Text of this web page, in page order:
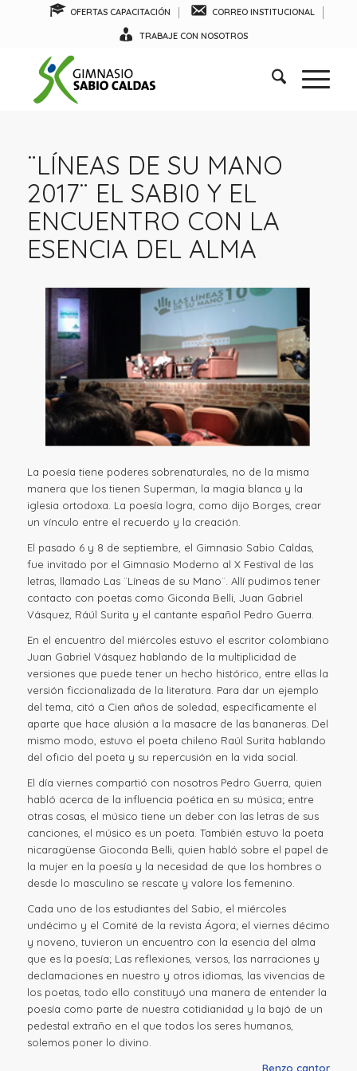
OFERTAS CAPACITACIÓN CORREO INSTITUCIONAL
TRABAJE CON NOSOTROS
¨LÍNEAS DE SU MANO
2017¨ EL SABI0 Y EL
ENCUENTRO CON LA
ESENCIA DEL ALMA
La poesía tiene poderes sobrenaturales, no de la misma
manera que los tienen Superman, la magia blanca y la
iglesia ortodoxa. La poesía logra, como dijo Borges, crear
un vínculo entre el recuerdo y la creación.
El pasado 6 y 8 de septiembre, el Gimnasio Sabio Caldas,
fue invitado por el Gimnasio Moderno al X Festival de las
letras, llamado Las ¨Líneas de su Mano¨. Allí pudimos tener
contacto con poetas como Giconda Belli, Juan Gabriel
Vásquez, Ráúl Surita y el cantante español Pedro Guerra.
En el encuentro del miércoles estuvo el escritor colombiano
Juan Gabriel Vásquez hablando de la multiplicidad de
versiones que puede tener un hecho histórico, entre ellas la
versión ficcionalizada de la literatura. Para dar un ejemplo
del tema, citó a Cien años de soledad, específicamente el
aparte que hace alusión a la masacre de las bananeras. Del
mismo modo, estuvo el poeta chileno Raúl Surita hablando
del oficio del poeta y su repercusión en la vida social.
El día viernes compartió con nosotros Pedro Guerra, quien
habló acerca de la influencia poética en su música; entre
otras cosas, el músico tiene un deber con las letras de sus
canciones, el músico es un poeta. También estuvo la poeta
nicaragüense Gioconda Belli, quien habló sobre el papel de
la mujer en la poesía y la necesidad de que los hombres o
desde lo masculino se rescate y valore los femenino.
Cada uno de los estudiantes del Sabio, el miércoles
undécimo y el Comité de la revista Ágora; el viernes décimo
y noveno, tuvieron un encuentro con la esencia del alma
que es la poesía; Las reflexiones, versos, las narraciones y
declamaciones en nuestro y otros idiomas, las vivencias de
los poetas, todo ello constituyó una manera de entender la
poesía como parte de nuestra cotidianidad y la bajó de un
pedestal extraño en el que todos los seres humanos,
solemos poner lo divino.
Renzo cantor